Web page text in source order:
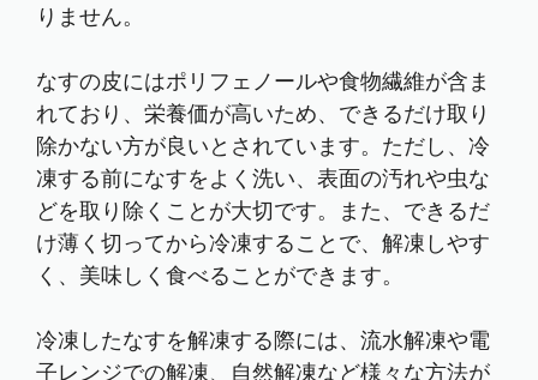
りません。
なすの皮にはポリフェノールや食物繊維が含ま
れており、栄養価が高いため、できるだけ取り
除かない方が良いとされています。ただし、冷
凍する前になすをよく洗い、表面の汚れや虫な
どを取り除くことが大切です。また、できるだ
け薄く切ってから冷凍することで、解凍しやす
く、美味しく食べることができます。
冷凍したなすを解凍する際には、流水解凍や電
子レンジでの解凍、自然解凍など様々な方法が